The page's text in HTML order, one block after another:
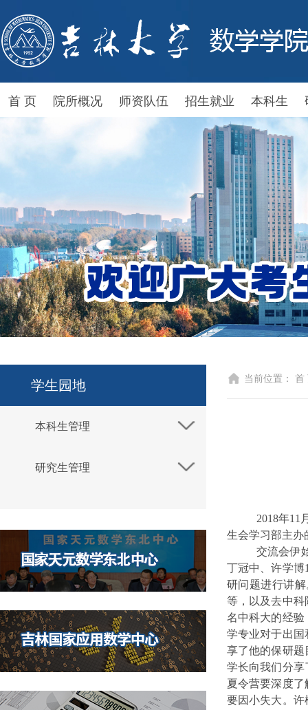
首 页 院所概况 师资队伍 招生就业 本科生
学生园地
本科生管理
研究生管理
当前位置： 首
2018年11
生会学习部主办
交流会伊
丁冠中、许学博
研问题进行讲
等，以及去中
名中科大的经验
学专业对于出国
享了他的保研题
学长向我们分享
夏令营要深度
要因小失大。许